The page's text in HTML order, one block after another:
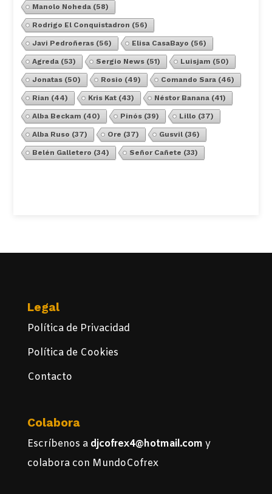
Manolo Noheda(58)
Rodrigo El Conquistadron (56)
Javi Pedroñeras(56) Elisa CasaBayo (56)
Agreda(53) Sergio News(51) Luisjam (50)
Jonatas(50) Rosio (49) Comando Sara(46)
Rian (44) Kris Kat(43) Néstor Banana(41)
Alba Beckam (40) Pinós(39) Lillo (37)
Alba Ruso (37) Ore (37) Gusvil(36)
Belén Galletero (34) Señor Cañete (33)
Legal
Política de Privacidad
Política de Cookies
Contacto
Colabora
Escríbenos a djcofrex4@hotmail.com y
colabora con MundoCofrex